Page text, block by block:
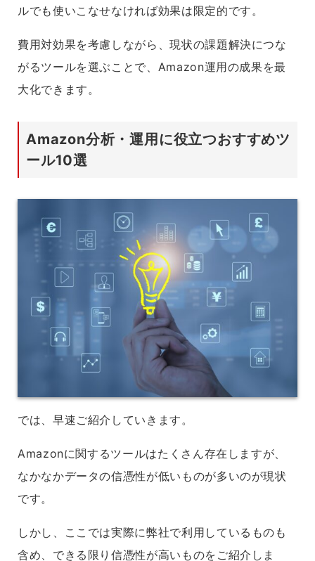
ルでも使いこなせなければ効果は限定的です。
費用対効果を考慮しながら、現状の課題解決につな
がるツールを選ぶことで、Amazon運用の成果を最
大化できます。
Amazon分析・運用に役立つおすすめツ
ール10選
では、早速ご紹介していきます。
Amazonに関するツールはたくさん存在しますが、
なかなかデータの信憑性が低いものが多いのが現状
です。
しかし、ここでは実際に弊社で利用しているものも
含め、できる限り信憑性が高いものをご紹介しま